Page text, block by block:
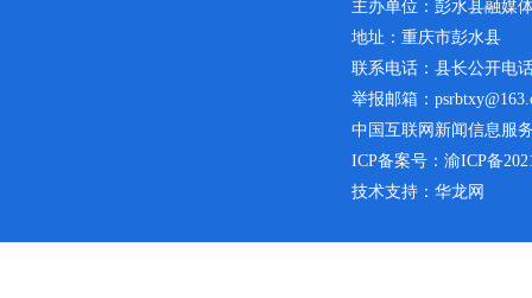
主办单位：彭水县融媒
地址：重庆市彭水县
联系电话：县长公开电
举报邮箱：
中国互联网新闻信息服
ICP备案号： 渝ICP备
技术支持：华龙网